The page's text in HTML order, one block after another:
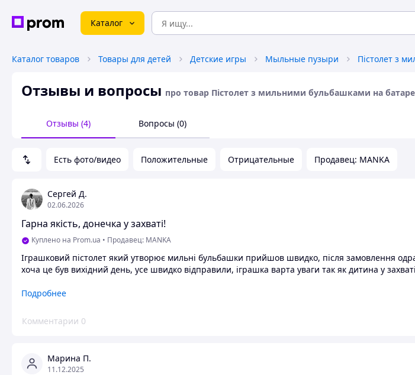
Каталог
Каталог товаров Товары для детей Детские игры Мыльные пузыри
Отзывы и вопросы про товар Пістолет з мильними бульбашками на
Отзывы (4) Вопросы (0)
Есть фото/видео Положительные Отрицательные Продавец: MANKA
Сергей Д.
02.06.2026
Гарна якість, донечка у захваті!
Куплено на Prom.ua • Продавец: MANKA
Іграшковий пістолет який утворює мильні бульбашки прийшов швидко, після замовлення
хоча це був вихідний день, усе швидко відправили, іграшка варта уваги так як дитина у
Преимущества
Гарна якість!
Недостатки
Подробнее
Комментарии 0
Марина П.
11.12.2025